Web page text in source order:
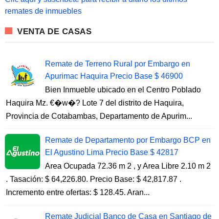
:remates de inmuebles
VENTA DE CASAS
Remate de Terreno Rural por Embargo en
Apurimac Haquira Precio Base $ 46900
Bien Inmueble ubicado en el Centro Poblado
Haquira Mz. €�w�? Lote 7 del distrito de Haquira,
Provincia de Cotabambas, Departamento de Apurim...
Remate de Departamento por Embargo BCP en
El Agustino Lima Precio Base $ 42817
Area Ocupada 72.36 m 2 , y Area Libre 2.10 m 2
. Tasación: $ 64,226.80. Precio Base: $ 42,817.87 .
Incremento entre ofertas: $ 128.45. Aran...
Remate Judicial Banco de Casa en Santiago de